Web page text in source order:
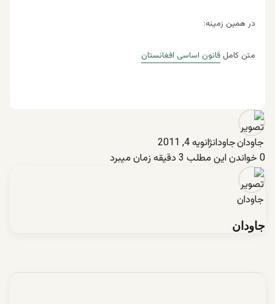
در همین زمینه:
متن کامل قانون اساسی افغانستان
جاودانژانویه 4, 2011
0 خواندن این مطلب 3 دقیقه زمان میبرد
جاودان